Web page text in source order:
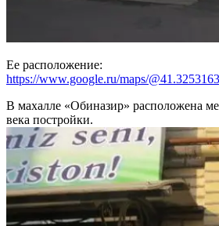
Ее расположение:
https://www.google.ru/maps/
В махалле «Обиназир» расположена
века постройки.